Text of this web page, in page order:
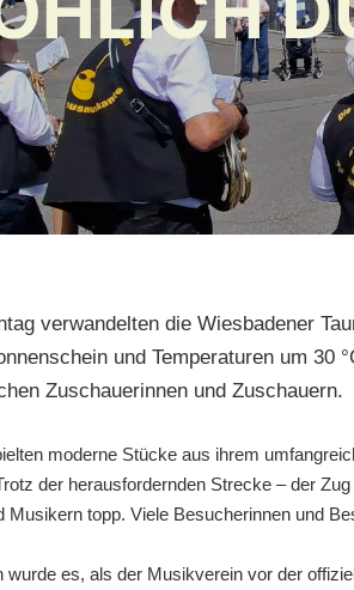
verwandelten die Wiesbadener
und Temperaturen um 30
Zuschauerinnen und Zuschauern.
moderne Stücke aus ihrem
der herausfordernden Strecke – der
Musikern topp. Viele Besucherinnen und
wurde es, als der Musikverein vor der